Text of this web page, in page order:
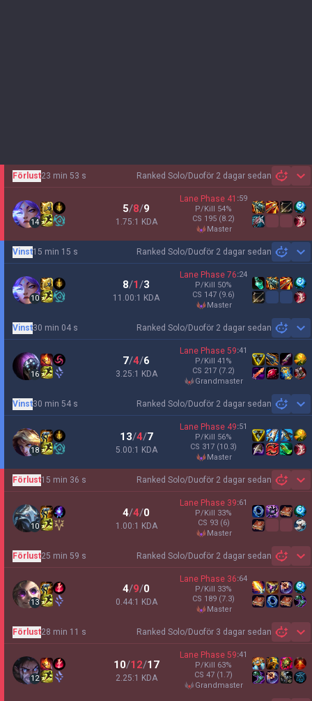
Ranked Solo/Duoför 2 dagar sedan
Förlust23 min 53 s
14
5/8/9
1.75:1 KDA
Lane Phase 41 :59
P/Kill 54%
CS 195 (8.2)
master
Ranked Solo/Duoför 2 dagar sedan
Vinst15 min 15 s
10
8/1/3
11.00:1 KDA
Lane Phase 76:24
P/Kill 50%
CS 147 (9.6)
master
Ranked Solo/Duoför 2 dagar sedan
Vinst30 min 04 s
16
7/4/6
3.25:1 KDA
Lane Phase 59:41
P/Kill 41 %
CS 217 (7.2)
grandmaster
Ranked Solo/Duoför 2 dagar sedan
Vinst30 min 54 s
18
13/4/7
5.00:1 KDA
Lane Phase 49:51
P/Kill 56%
CS 317 (10.3)
master
Ranked Solo/Duoför 2 dagar sedan
Förlust15 min 36 s
10
4/4/0
1.00:1 KDA
Lane Phase 39:61
P/Kill 33%
CS 93 (6)
master
Ranked Solo/Duoför 2 dagar sedan
Förlust25 min 59 s
13
4/9/0
0.44:1 KDA
Lane Phase 36:64
P/Kill 33%
CS 189 (7.3)
master
Ranked Solo/Duoför 3 dagar sedan
Förlust28 min 11 s
12
10/12/17
2.25:1 KDA
Lane Phase 59:41
P/Kill 63%
CS 47 (1.7)
grandmaster